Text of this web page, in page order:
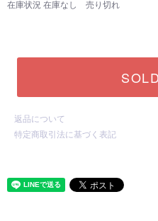
在庫状況 在庫なし 売り切れ
返品について
特定商取引法に基づく表記